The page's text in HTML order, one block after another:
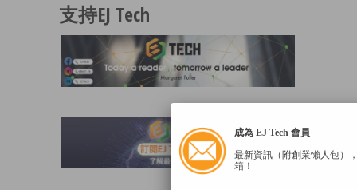
支持EJ Tech
成為 EJ Tech 會員
最新資訊（附創業懶人包）
箱！